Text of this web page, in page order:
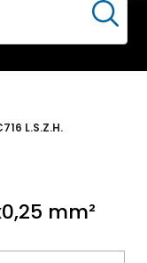
L.S.Z.H.
mm²